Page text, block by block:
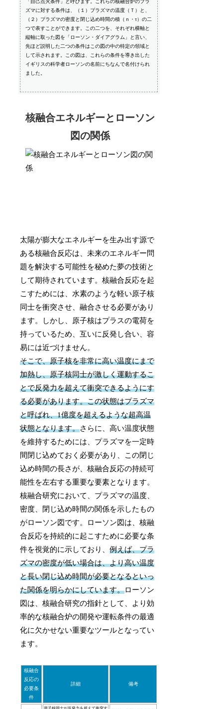
ズマに対する条件は、（１）プラズマの温度（Ｔ）と、
（２）プラズマの密度と閉じ込め時間の積（ｎ・τ）の二
つで表すことができます。この二つを、それぞれ横軸と
縦軸に取った図を「ローソン・ダイアグラム」と言い、
先ほど説明した二つの条件はこの図の中の特定の領域と
して示されます。この図は、これらの条件を導き出した
イギリスの科学者ローソンの名前にちなんで名付けられ
ました。
核融合エネルギーとローソン
図の関係
太陽が膨大なエネルギーを生み出す源で
ある核融合反応は、未来のエネルギー問
題を解決する可能性を秘めた夢の技術と
して期待されています。核融合反応を起
こすためには、水素のような軽い原子核
同士を衝突させ、融合させる必要があり
ます。しかし、原子核はプラスの電荷を
持っているため、互いに反発し合い、容
易には近づけません。
そこで、原子核を非常に高い温度にまで
加熱し、原子核同士が激しく運動するこ
とで反発力を超えて衝突できるようにす
る必要があります。この状態はプラズマ
と呼ばれ、1億度を超えるような超高温
状態となります。さらに、高い温度状態
を維持するためには、プラズマを一定時
間閉じ込めておく必要があり、この閉じ
込め時間の長さが、核融合反応の持続可
能性を左右する重要な要素となります。
核融合研究において、プラズマの温度、
密度、閉じ込め時間の関係を示したもの
がローソン図です。ローソン図は、核融
合反応を持続的に起こすために必要な条
件を視覚的に示しており、例えば、プラ
ズマの密度が低い場合は、より高い温度
と長い閉じ込め時間が必要となるといっ
た関係を明らかにしています。ローソン
図は、核融合研究の指針として、より効
率的な核融合炉の開発や運転条件の最適
化に欠かせない重要なツールとなってい
ます。
核融合
反応の
必要条
件
詳細 備考